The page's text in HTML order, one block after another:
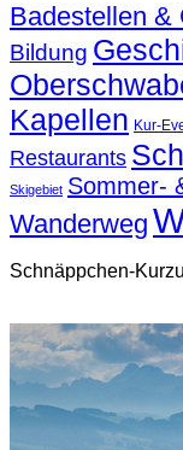
Badestellen &
Bildung
Kapellen Kur-
Restaurants
Skigebiet Sommer-
Wanderweg
Schnäppchen-